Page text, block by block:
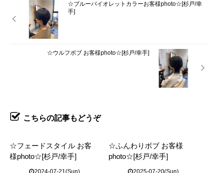
☆ブルーバイオレットカラーお客様photo☆[杉戸/幸
手]
☆ウルフボブ お客様photo☆[杉戸/幸手]
こちらの記事もどうぞ
☆フェードスタイル お客
様photo☆[杉戸/幸手]
2024-07-21(Sun)
☆ふんわりボブ お客様
photo☆[杉戸/幸手]
2025-07-20(Sun)